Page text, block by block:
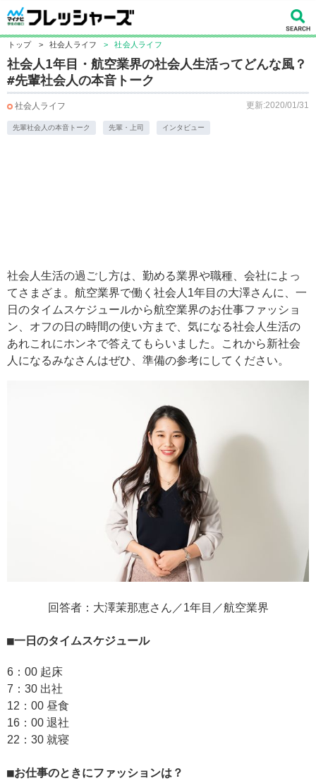
トップ > 社会人ライフ > 社会人ライフ
社会人1年目・航空業界の社会人生活ってどんな風？
#先輩社会人の本音トーク
社会人ライフ 更新:2020/01/31
先輩社会人の本音トーク 先輩・上司 インタビュー
社会人生活の過ごし方は、勤める業界や職種、会社によっ
てさまざま。航空業界で働く社会人1年目の大澤さんに、一
日のタイムスケジュールから航空業界のお仕事ファッショ
ン、オフの日の時間の使い方まで、気になる社会人生活の
あれこれにホンネで答えてもらいました。これから新社会
人になるみなさんはぜひ、準備の参考にしてください。
回答者：大澤茉那恵さん／1年目／航空業界
一日のタイムスケジュール
6：00 起床
7：30 出社
12：00 昼⾷
16：00 退社
22：30 就寝
お仕事のときにファッションは？